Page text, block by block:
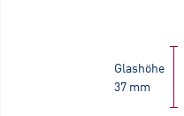
Glashöhe
37 mm